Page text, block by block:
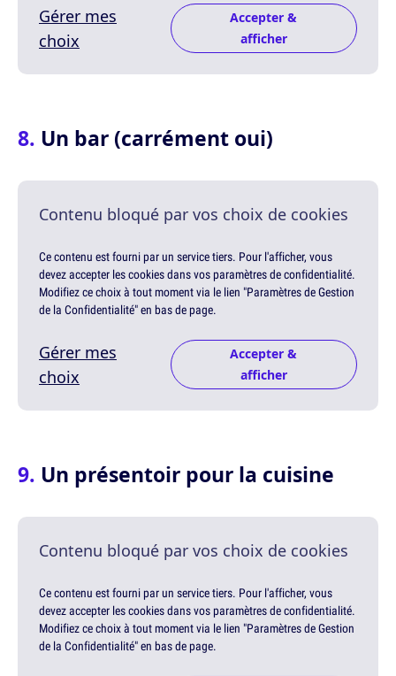
Gérer mes
choix
Accepter &
afficher
Un bar (carrément oui)
Contenu bloqué par vos choix de cookies
Ce contenu est fourni par un service tiers. Pour l'afficher, vous
devez accepter les cookies dans vos paramètres de confidentialité.
Modifiez ce choix à tout moment via le lien "Paramètres de Gestion
de la Confidentialité" en bas de page.
Gérer mes
choix
Accepter &
afficher
Un présentoir pour la cuisine
Contenu bloqué par vos choix de cookies
Ce contenu est fourni par un service tiers. Pour l'afficher, vous
devez accepter les cookies dans vos paramètres de confidentialité.
Modifiez ce choix à tout moment via le lien "Paramètres de Gestion
de la Confidentialité" en bas de page.